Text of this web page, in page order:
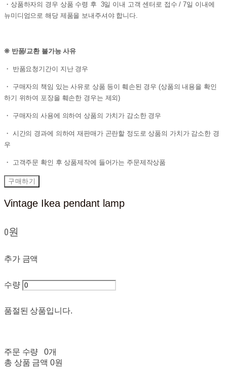
・상품하자의 경우 상품 수령 후 3일 이내 고객 센터로 접수 / 7일 이내에
뉴미디엄으로 해당 제품을 보내주셔야 합니다.
❊ 반품/교환 불가능 사유
・ 반품요청기간이 지난 경우
・ 구매자의 책임 있는 사유로 상품 등이 훼손된 경우 (상품의 내용을 확인
하기 위하여 포장을 훼손한 경우는 제외)
・ 구매자의 사용에 의하여 상품의 가치가 감소한 경우
・ 시간의 경과에 의하여 재판매가 곤란할 정도로 상품의 가치가 감소한 경
우
・ 고객주문 확인 후 상품제작에 들어가는 주문제작상품
구매하기
Vintage Ikea pendant lamp
0원
추가 금액
수량
품절된 상품입니다.
주문 수량
0개
총 상품 금액 0원